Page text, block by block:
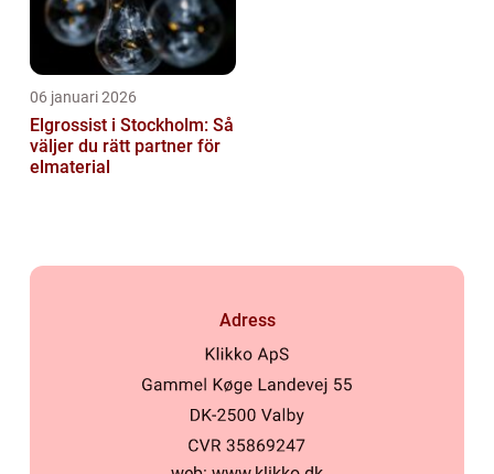
06 januari 2026
Elgrossist i Stockholm: Så
väljer du rätt partner för
elmaterial
Adress